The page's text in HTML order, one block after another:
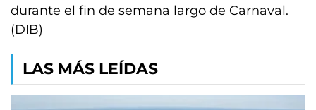
durante el fin de semana largo de Carnaval.
(DIB)
LAS MÁS LEÍDAS